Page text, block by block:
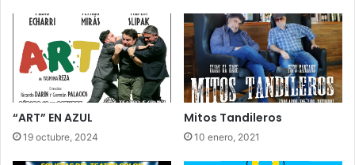
“ART” EN AZUL
19 octubre, 2024
Mitos Tandileros
10 enero, 2021